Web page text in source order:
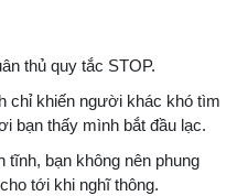
thủ quy tắc STOP.
chỉ khiến người khác khó tìm
bạn thấy mình bắt đầu lạc.
tĩnh, bạn không nên phung
tới khi nghĩ thông.